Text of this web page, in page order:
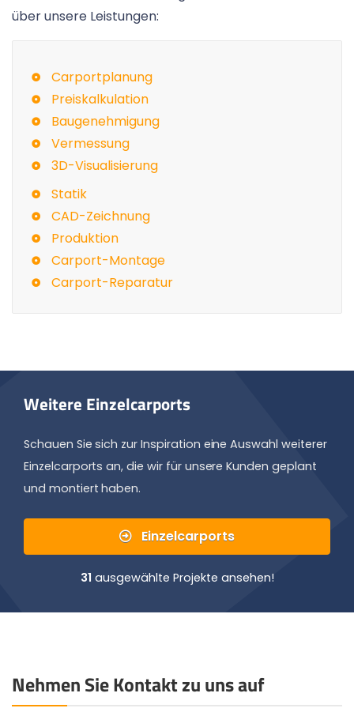
über unsere Leistungen:
Carportplanung
Preiskalkulation
Baugenehmigung
Vermessung
3D-Visualisierung
Statik
CAD-Zeichnung
Produktion
Carport-Montage
Carport-Reparatur
Weitere Einzelcarports
Schauen Sie sich zur Inspiration eine Auswahl weiterer
Einzelcarports an, die wir für unsere Kunden geplant
und montiert haben.
Einzelcarports
31 ausgewählte Projekte ansehen!
Nehmen Sie Kontakt zu uns auf